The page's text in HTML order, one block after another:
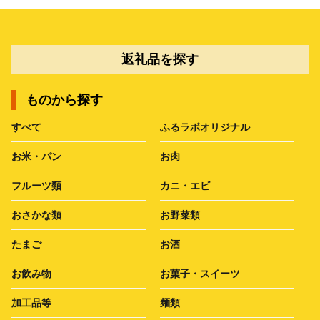
返礼品を探す
ものから探す
すべて ふるラボオリジナル
お米・パン お肉
フルーツ類 カニ・エビ
おさかな類 お野菜類
たまご お酒
お飲み物 お菓子・スイーツ
加工品等 麺類